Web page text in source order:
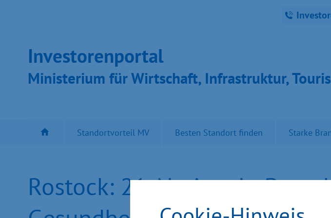
Inves­toren­por­tal
Ministeri­um für Wirt­schaft, Infra­struk­tur,
Standortvorteil MV Besten Standort finden Starke
Rostock: 21. Nationale